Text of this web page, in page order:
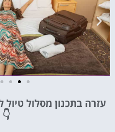
מציאת מלון
עזרה בתכנון מסלול טיול
👇